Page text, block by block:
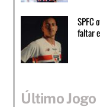
SPFC
faltar
Último Jogo